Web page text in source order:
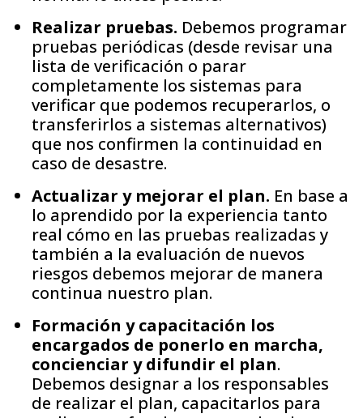
Realizar pruebas. Debemos programar
pruebas periódicas (desde revisar una
lista de verificación o parar
completamente los sistemas para
verificar que podemos recuperarlos, o
transferirlos a sistemas alternativos)
que nos confirmen la continuidad en
caso de desastre.
Actualizar y mejorar el plan. En base a
lo aprendido por la experiencia tanto
real cómo en las pruebas realizadas y
también a la evaluación de nuevos
riesgos debemos mejorar de manera
continua nuestro plan.
Formación y capacitación los
encargados de ponerlo en marcha,
concienciar y difundir el plan.
Debemos designar a los responsables
de realizar el plan, capacitarlos para